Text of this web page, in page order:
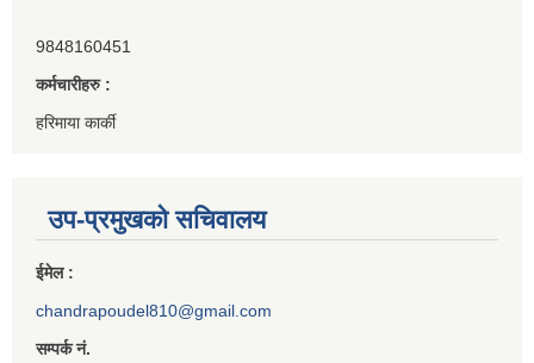
9848160451
कर्मचारीहरु :
हरिमाया कार्की
उप-प्रमुखको सचिवालय
ईमेल :
chandrapoudel810@gmail.com
सम्पर्क नं.